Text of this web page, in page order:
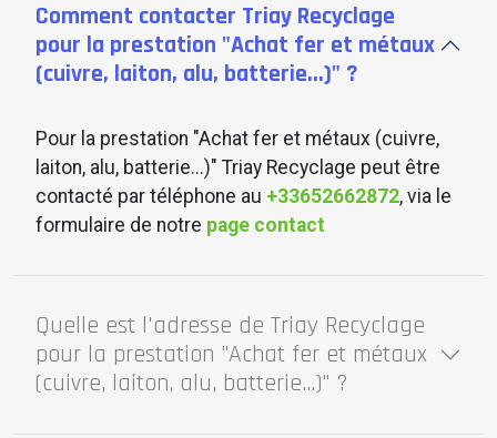
Comment contacter Triay Recyclage
pour la prestation "Achat fer et métaux
(cuivre, laiton, alu, batterie...)" ?
Pour la prestation "Achat fer et métaux (cuivre,
laiton, alu, batterie...)" Triay Recyclage peut être
contacté par téléphone au +33652662872, via le
formulaire de notre page contact
Quelle est l'adresse de Triay Recyclage
pour la prestation "Achat fer et métaux
(cuivre, laiton, alu, batterie...)" ?